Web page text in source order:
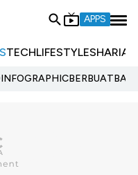
APPS
TECHLIFESTYLESHARIA
INFOGRAPHIC